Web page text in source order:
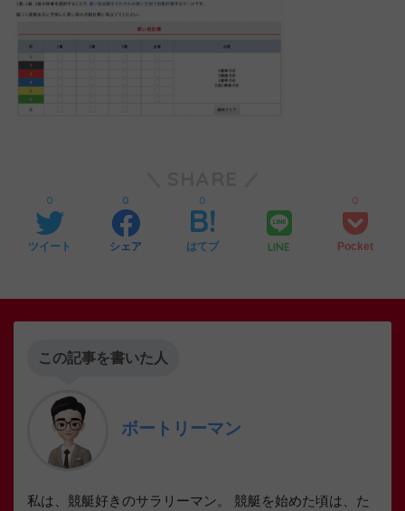
ツイート
0
シェア
0
はてブ
0
LINE Pocket
0
この記事を書いた人
ボートリーマン
私は、競艇好きのサラリーマン。 競艇を始めた頃は、た